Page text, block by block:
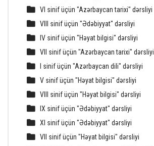
VI sinif üçün "Azərbaycan tarixi" dərsliyi
VIII sinif üçün "Ədəbiyyat" dərsliyi
IV sinif üçün "Həyat bilgisi" dərsliyi
VII sinif üçün "Azərbaycan tarixi" dərsliyi
I sinif üçün "Azərbaycan dili" dərsliyi
V sinif üçün "Həyat bilgisi" dərsliyi
VIII sinif üçün "Həyat bilgisi" dərsliyi
IX sinif üçün "Ədəbiyyat" dərsliyi
XI sinif üçün "Ədəbiyyat" dərsliyi
VII sinif üçün "Həyat bilgisi" dərsliyi